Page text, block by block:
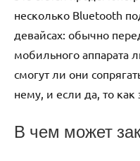
несколько Bluetooth
девайсах: обычно
мобильного аппарата
смогут ли они
нему, и если да, то как
В чем может